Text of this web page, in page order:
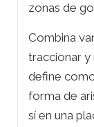
zonas de
Combina
traccionar y
define
forma de
sí en una